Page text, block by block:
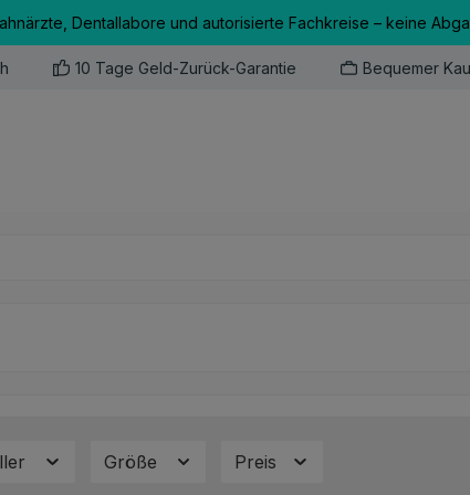
Dentallabore und autorisierte Fachkreise – keine
10 Tage Geld-Zurück-Garantie Bequemer
Größe Preis